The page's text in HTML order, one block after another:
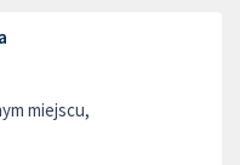
miejscu,